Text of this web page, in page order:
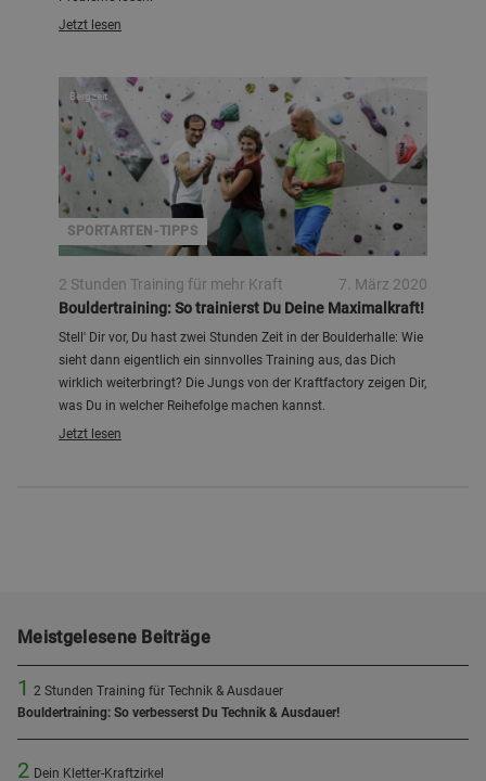
Jetzt lesen
SPORTARTEN-TIPPS
Bergzeit
2 Stunden Training für mehr Kraft
7. März 2020
Bouldertraining: So trainierst Du Deine Maximalkraft!
Stell' Dir vor, Du hast zwei Stunden Zeit in der Boulderhalle: Wie
sieht dann eigentlich ein sinnvolles Training aus, das Dich
wirklich weiterbringt? Die Jungs von der Kraftfactory zeigen Dir,
was Du in welcher Reihefolge machen kannst.
Jetzt lesen
Meistgelesene Beiträge
1 2 Stunden Training für Technik & Ausdauer
Bouldertraining: So verbesserst Du Technik & Ausdauer!
2 Dein Kletter-Kraftzirkel